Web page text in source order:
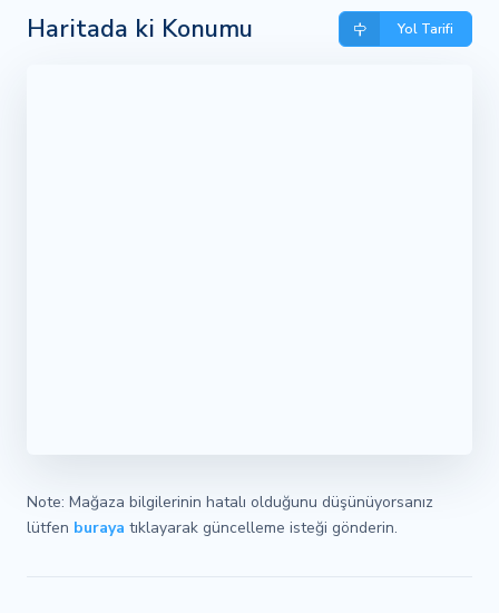
Haritada ki Konumu Yol Tarifi
Note: Mağaza bilgilerinin hatalı olduğunu düşünüyorsanız
lütfen buraya tıklayarak güncelleme isteği gönderin.